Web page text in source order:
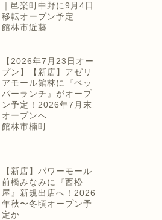
｜邑楽町中野に9月4日
移転オープン予定
館林市近藤…
【2026年7月23日オー
プン】【新店】アゼリ
アモール館林に『ペッ
パーランチ』がオープ
ン予定！2026年7月末
オープンへ
館林市楠町…
【新店】パワーモール
前橋みなみに『西松
屋』新規出店へ！2026
年秋〜冬頃オープン予
定か